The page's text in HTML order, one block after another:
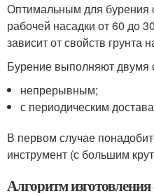
Оптимальным для бурения
рабочей насадки от 60 до
зависит от свойств грунта
Бурение выполняют двумя
непрерывным;
с периодическим
В первом случае
инструмент (с большим
Алгоритм